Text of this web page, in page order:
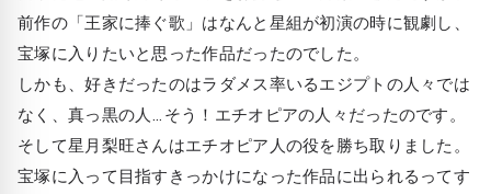
前作の「王家に捧ぐ歌」はなんと星組が初演の時に観劇し、
宝塚に入りたいと思った作品だったのでした。
しかも、好きだったのはラダメス率いるエジプトの人々では
なく、真っ黒の人…そう！エチオピアの人々だったのです。
そして星月梨旺さんはエチオピア人の役を勝ち取りました。
宝塚に入って目指すきっかけになった作品に出られるってす